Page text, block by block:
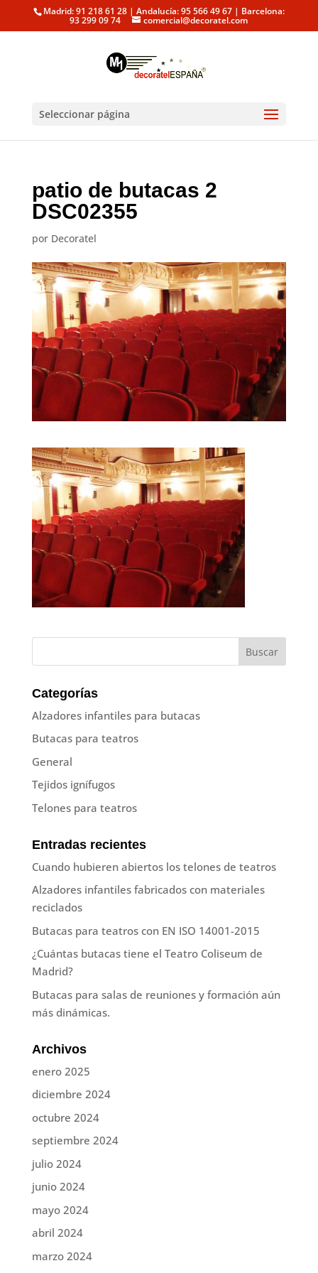
Madrid: 91 218 61 28 | Andalucía: 95 566 49 67 | Barcelona:
93 299 09 74 comercial@decoratel.com
Seleccionar página
patio de butacas 2
DSC02355
por Decoratel
Categorías
Alzadores infantiles para butacas
Butacas para teatros
General
Tejidos ignífugos
Telones para teatros
Entradas recientes
Cuando hubieren abiertos los telones de teatros
Alzadores infantiles fabricados con materiales
reciclados
Butacas para teatros con EN ISO 14001-2015
¿Cuántas butacas tiene el Teatro Coliseum de
Madrid?
Butacas para salas de reuniones y formación aún
más dinámicas.
Archivos
enero 2025
diciembre 2024
octubre 2024
septiembre 2024
julio 2024
junio 2024
mayo 2024
abril 2024
marzo 2024